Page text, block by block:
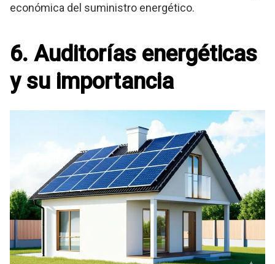
económica del suministro energético.
6. Auditorías energéticas
y su importancia